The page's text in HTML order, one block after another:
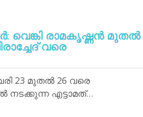
വെങ്കി രാമകൃഷ്ണന്‍ മുതല്‍
വരെ
23 മുതല്‍ 26 വരെ
നടക്കുന്ന എട്ടാമത്…